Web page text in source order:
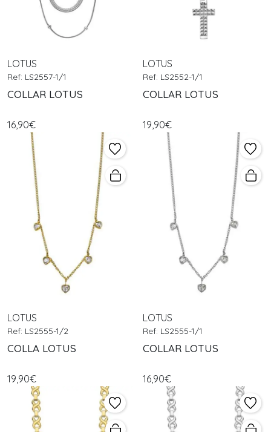
LOTUS
Ref: LS2557-1/1
COLLAR LOTUS
16,90€
LOTUS
Ref: LS2552-1/1
COLLAR LOTUS
19,90€
LOTUS
Ref: LS2555-1/2
COLLA LOTUS
19,90€
LOTUS
Ref: LS2555-1/1
COLLAR LOTUS
16,90€